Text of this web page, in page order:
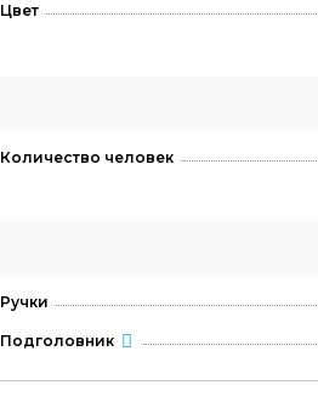
Цвет
Количество человек
Ручки
Подголовник